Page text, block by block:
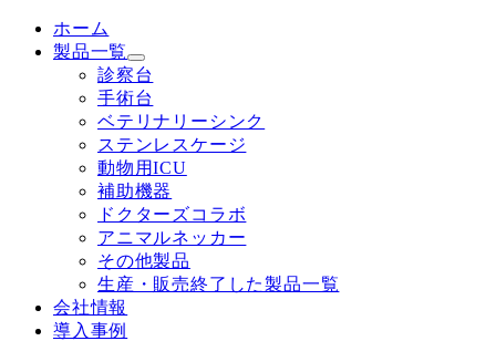
ホーム
製品一覧
診察台
手術台
ベテリナリーシンク
ステンレスケージ
動物用ICU
補助機器
ドクターズコラボ
アニマルネッカー
その他製品
生産・販売終了した製品一覧
会社情報
導入事例